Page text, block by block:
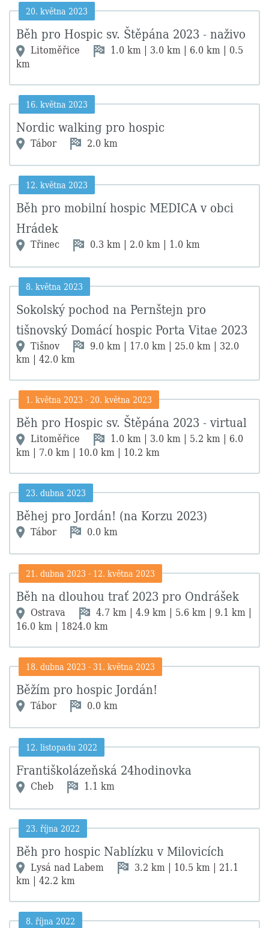
20. května 2023
Běh pro Hospic sv. Štěpána 2023 - naživo
Litoměřice
1.0 km | 3.0 km | 6.0 km | 0.5
km
16. května 2023
Nordic walking pro hospic
Tábor 2.0 km
12. května 2023
Běh pro mobilní hospic MEDICA v obci
Hrádek
Třinec 0.3 km | 2.0 km | 1.0 km
8. května 2023
Sokolský pochod na Pernštejn pro
tišnovský Domácí hospic Porta Vitae 2023
Tišnov
9.0 km | 17.0 km | 25.0 km | 32.0
km | 42.0 km
1. května 2023 - 20. května 2023
Běh pro Hospic sv. Štěpána 2023 - virtual
Litoměřice
1.0 km | 3.0 km | 5.2 km | 6.0
km | 7.0 km | 10.0 km | 10.2 km
23. dubna 2023
Běhej pro Jordán! (na Korzu 2023)
Tábor 0.0 km
21. dubna 2023 - 12. května 2023
Běh na dlouhou trať 2023 pro Ondrášek
Ostrava
4.7 km | 4.9 km | 5.6 km | 9.1 km |
16.0 km | 1824.0 km
18. dubna 2023 - 31. května 2023
Běžím pro hospic Jordán!
Tábor 0.0 km
12. listopadu 2022
Františkolázeňská 24hodinovka
Cheb 1.1 km
23. října 2022
Běh pro hospic Nablízku v Milovicích
Lysá nad Labem
3.2 km | 10.5 km | 21.1
km | 42.2 km
8. října 2022